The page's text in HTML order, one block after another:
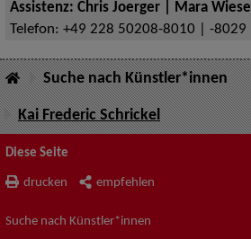
Assistenz: Chris Joerger | Mara Wiese
Telefon: +49 228 50208-8010 | -8029
Suche nach Künstler*innen
Kai Frederic Schrickel
Diese Seite
drucken empfehlen
Suche nach Künstler*innen